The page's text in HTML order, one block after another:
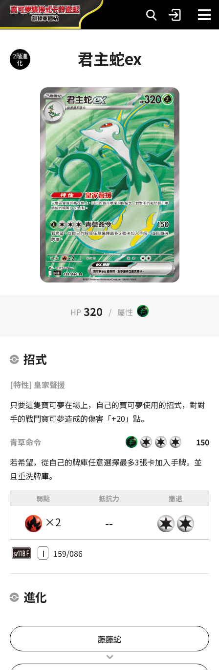
2階進
化
君主蛇ex
HP 320 / 屬性
招式
[特性] 皇家聲援
只要這隻寶可夢在場上，自己的寶可夢使用的招式，對對
手的戰鬥寶可夢造成的傷害「+20」點。
青草命令
150
若希望，從自己的牌庫任意選擇最多3張卡加入手牌。並
且重洗牌庫。
弱點 抵抗力 撤退
×2 --
I 159/086
進化
藤藤蛇